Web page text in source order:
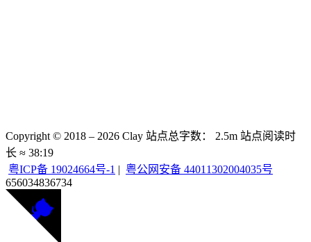
Copyright © 2018 – 2026 Clay 站点总字数： 2.5m 站点阅读时
长 ≈ 38:19
粤ICP备 19024664号-1 | 粤公网安备 44011302004035号
656034836734